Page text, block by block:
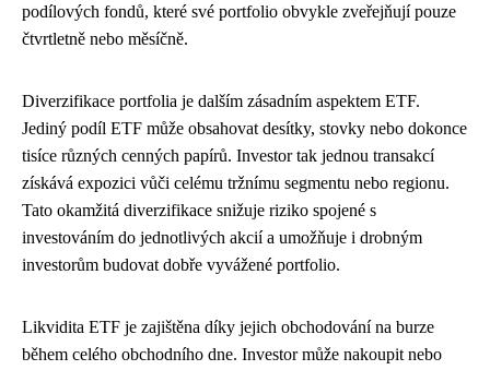
podílových fondů, které své portfolio obvykle zveřejňují pouze
čtvrtletně nebo měsíčně.
Diverzifikace portfolia je dalším zásadním aspektem ETF.
Jediný podíl ETF může obsahovat desítky, stovky nebo dokonce
tisíce různých cenných papírů. Investor tak jednou transakcí
získává expozici vůči celému tržnímu segmentu nebo regionu.
Tato okamžitá diverzifikace snižuje riziko spojené s
investováním do jednotlivých akcií a umožňuje i drobným
investorům budovat dobře vyvážené portfolio.
Likvidita ETF je zajištěna díky jejich obchodování na burze
během celého obchodního dne. Investor může nakoupit nebo